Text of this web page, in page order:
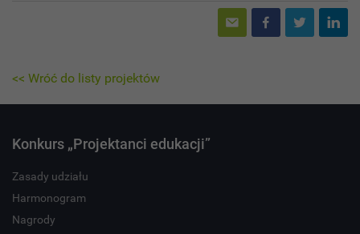
<< Wróć do listy projektów
Konkurs „Projektanci edukacji”
Zasady udziału
Harmonogram
Nagrody